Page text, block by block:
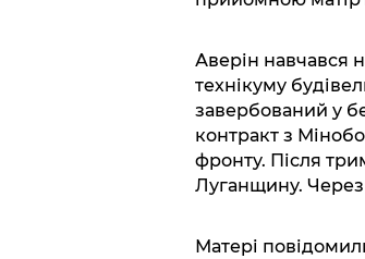
Аверін навчався
технікуму
завербований у
контракт з
фронту. Після
Луганщину. Через
Матері